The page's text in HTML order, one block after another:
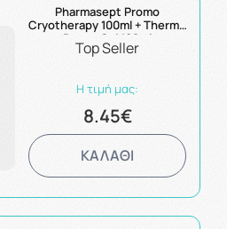
Pharmasept Promo
Cryotherapy 100ml + Thermo
Power Gel 100ml
Top Seller
Η τιμή μας:
8.45€
ΚΑΛΑΘΙ